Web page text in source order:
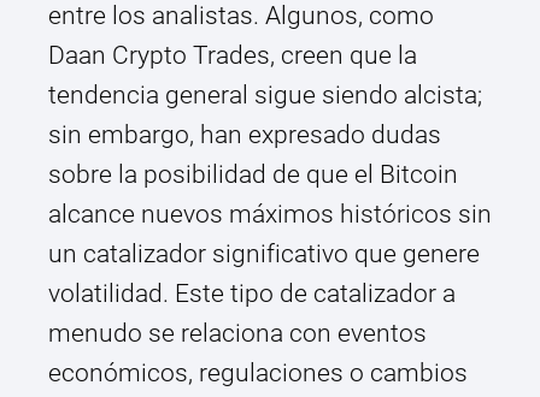
entre los analistas. Algunos, como
Daan Crypto Trades, creen que la
tendencia general sigue siendo alcista;
sin embargo, han expresado dudas
sobre la posibilidad de que el Bitcoin
alcance nuevos máximos históricos sin
un catalizador significativo que genere
volatilidad. Este tipo de catalizador a
menudo se relaciona con eventos
económicos, regulaciones o cambios